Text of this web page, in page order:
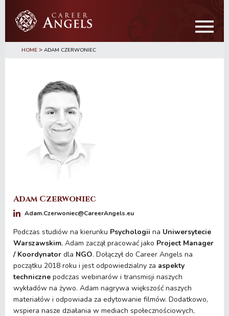
treści
głównego
bocznego
HOME > ADAM CZERWONIEC
Adam Czerwoniec
Adam.Czerwoniec@CareerAngels.eu
Podczas studiów na kierunku Psychologii na Uniwersytecie
Warszawskim, Adam zaczął pracować jako Project Manager
/ Koordynator dla NGO. Dołączył do Career Angels na
początku 2018 roku i jest odpowiedzialny za aspekty
techniczne podczas webinarów i transmisji naszych
wykładów na żywo. Adam nagrywa większość naszych
materiałów i odpowiada za edytowanie filmów. Dodatkowo,
wspiera nasze działania w mediach społecznościowych,